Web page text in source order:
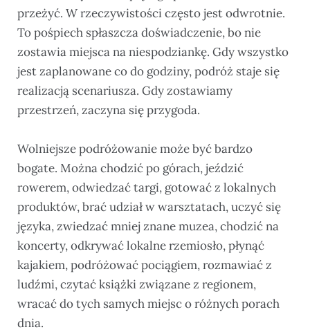
przeżyć. W rzeczywistości często jest odwrotnie.
To pośpiech spłaszcza doświadczenie, bo nie
zostawia miejsca na niespodziankę. Gdy wszystko
jest zaplanowane co do godziny, podróż staje się
realizacją scenariusza. Gdy zostawiamy
przestrzeń, zaczyna się przygoda.
Wolniejsze podróżowanie może być bardzo
bogate. Można chodzić po górach, jeździć
rowerem, odwiedzać targi, gotować z lokalnych
produktów, brać udział w warsztatach, uczyć się
języka, zwiedzać mniej znane muzea, chodzić na
koncerty, odkrywać lokalne rzemiosło, płynąć
kajakiem, podróżować pociągiem, rozmawiać z
ludźmi, czytać książki związane z regionem,
wracać do tych samych miejsc o różnych porach
dnia.